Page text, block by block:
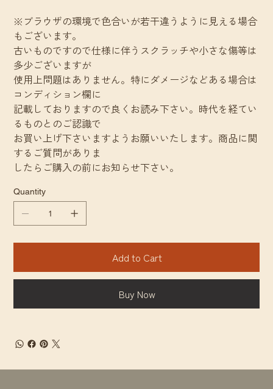
※ブラウザの環境で色合いが若干違うように見える場合
もございます。
古いものですので仕様に伴うスクラッチや小さな傷等は
多少ございますが
使用上問題はありません。特にダメージなどある場合は
コンディション欄に
記載しておりますので良くお読み下さい。時代を経てい
るものとのご認識で
お買い上げ下さいますようお願いいたします。商品に関
するご質問がありま
したらご購入の前にお知らせ下さい。
Quantity
Add to Cart
Buy Now